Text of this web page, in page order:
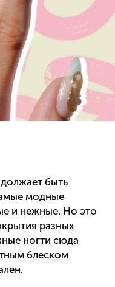
быть
модные
и нежные. Но это
разных
ногти сюда
блеском